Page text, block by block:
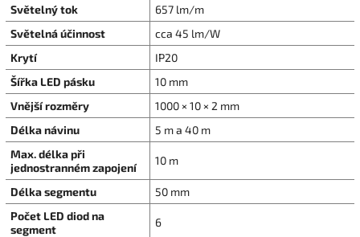
Světelný tok
657 lm/m
Světelná účinnost
cca 45 lm/W
Krytí
IP20
Šířka LED pásku
10 mm
Vnější rozměry
1000 × 10 × 2 mm
Délka návinu
5 m a 40 m
Max. délka při
jednostranném zapojení
10 m
Délka segmentu
50 mm
Počet LED diod na
segment
6